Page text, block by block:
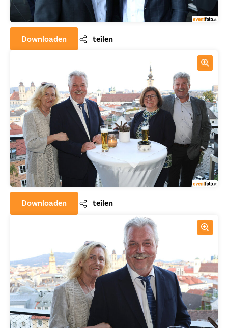
Downloaden teilen
Downloaden teilen